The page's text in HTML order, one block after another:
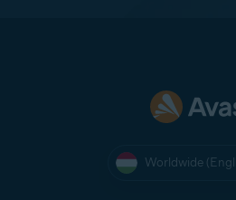
Worldwide